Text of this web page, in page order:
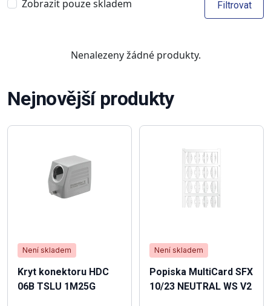
Zobrazit pouze skladem Filtrovat
Nenalezeny žádné produkty.
Nejnovější produkty
Není skladem
Kryt konektoru HDC
06B TSLU 1M25G
Není skladem
Popiska MultiCard SFX
10/23 NEUTRAL WS V2